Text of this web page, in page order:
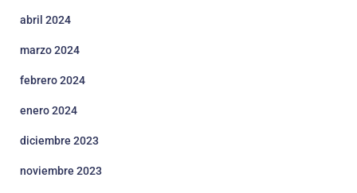
abril 2024
marzo 2024
febrero 2024
enero 2024
diciembre 2023
noviembre 2023